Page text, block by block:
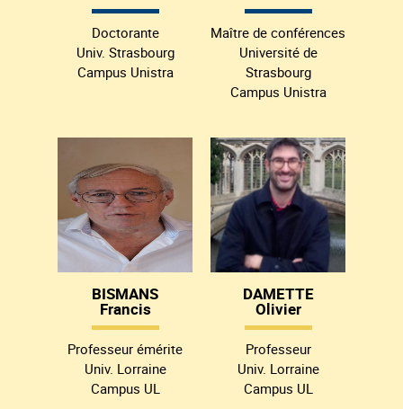
Doctorante
Univ. Strasbourg
Campus Unistra
Maître de conférences
Université de
Strasbourg
Campus Unistra
BISMANS
Francis
Professeur émérite
Univ. Lorraine
Campus UL
DAMETTE
Olivier
Professeur
Univ. Lorraine
Campus UL